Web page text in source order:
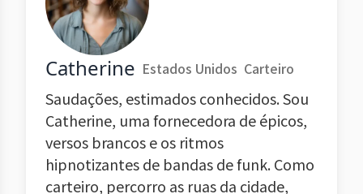
Catherine Estados Unidos Carteiro
Saudações, estimados conhecidos. Sou
Catherine, uma fornecedora de épicos,
versos brancos e os ritmos
hipnotizantes de bandas de funk. Como
carteiro, percorro as ruas da cidade,